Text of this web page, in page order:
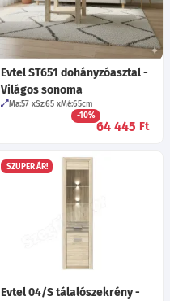
Evtel ST651 dohányzóasztal -
Világos sonoma
Ma:57 Sz:65 Mé:65cm
-10%
64 445 Ft
SZUPER ÁR!
Evtel 04/S tálalószekrény -